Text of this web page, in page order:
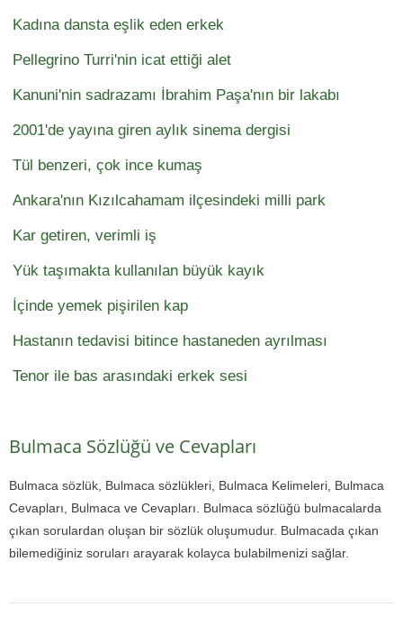
Kadına dansta eşlik eden erkek
Pellegrino Turri'nin icat ettiği alet
Kanuni'nin sadrazamı İbrahim Paşa'nın bir lakabı
2001'de yayına giren aylık sinema dergisi
Tül benzeri, çok ince kumaş
Ankara'nın Kızılcahamam ilçesindeki milli park
Kar getiren, verimli iş
Yük taşımakta kullanılan büyük kayık
İçinde yemek pişirilen kap
Hastanın tedavisi bitince hastaneden ayrılması
Tenor ile bas arasındaki erkek sesi
Bulmaca Sözlüğü ve Cevapları
Bulmaca sözlük, Bulmaca sözlükleri, Bulmaca Kelimeleri, Bulmaca
Cevapları, Bulmaca ve Cevapları. Bulmaca sözlüğü bulmacalarda
çıkan sorulardan oluşan bir sözlük oluşumudur. Bulmacada çıkan
bilemediğiniz soruları arayarak kolayca bulabilmenizi sağlar.